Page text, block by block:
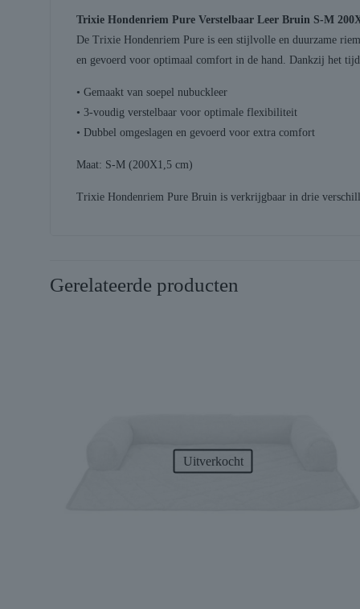
Trixie Hondenriem Pure Verstelbaar Leer Bruin S-M
De Trixie Hondenriem Pure is een stijlvolle en duurzame
en gevoerd voor optimaal comfort in de hand. Dankzij het
• Gemaakt van soepel nubuckleer
• 3-voudig verstelbaar voor optimale flexibiliteit
• Dubbel omgeslagen en gevoerd voor extra comfort
Maat: S-M (200X1,5 cm)
Trixie Hondenriem Pure Bruin is verkrijgbaar in drie
Gerelateerde producten
Uitverkocht